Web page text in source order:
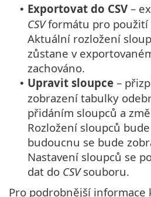
• Exportovat do CSV –
CSVformátu pro použití
Aktuální rozložení
zůstane v
zachováno.
• Upravit sloupce –
zobrazení tabulky
přidáním sloupců a
Rozložení sloupců
budoucnu se bude
Nastavení sloupců se
dat do CSVsouboru.
Pro podrobnější informace